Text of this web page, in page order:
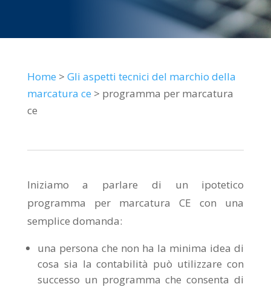
Home > Gli aspetti tecnici del marchio della
marcatura ce > programma per marcatura
ce
Iniziamo a parlare di un ipotetico
programma per marcatura CE con una
semplice domanda:
una persona che non ha la minima idea di
cosa sia la contabilità può utilizzare con
successo un programma che consenta di